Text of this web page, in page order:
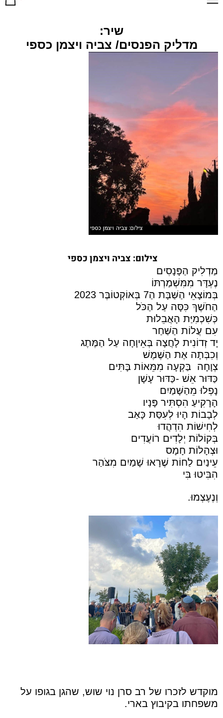
שיר:
מדליק הפנסים/ צביה ויצמן כספי
צילום: צביה ויצמן כספי
מַדְלִיק הַפָּנָסִים
נֶעְדָּר מִמִּשְׁמַרְתּוֹ
בְּמוֹצָאֵי הַשַּׁבָּת הַ7 בְּאוֹקְטוֹבֶּר 2023
הַחֹשֶׁךְ כִּסָּה עַל הַכֹּל
כְּשִׁכְמִיַּת הָאֲבֵלוּת
עִם עֲלוֹת הַשַּׁחַר
יָד זְדוֹנִית לָחֲצָה בְּאֵיוָחָה עַל הַמֶּתֶג
וְכִבְּתָה אֶת הַשֶּׁמֶשׁ
צְוָחָה בַּקְעָה מִמֵּאוֹת בָּתִּים
כַּדּוּר אֵשׁ -כַּדּוּר עָשָׁן
נָפְלוּ מֵהַשָּׁמַיִם
הָרָקִיעַ הִסְתִּיר פָּנָיו
לְבָבוֹת הָיוּ לְעִסַּת כָּאַב
לְחִישׁוֹת הִדְהֲדוּ
בְּקוֹלוֹת יְלָדִים רוֹעֲדִים
וּצְהָלוֹת חָמָס
עֵינַיִם לַחוֹת שֶׁרָאוּ שָׁמַיִם מִצֹּהַר
הִבִּיטוּ בִּי
וְנֶעֶצְמוּ.
מוקדש לזכרו של רב סרן נוי שוש, שהגן בגופו על
משפחתו בקיבוץ בארי.